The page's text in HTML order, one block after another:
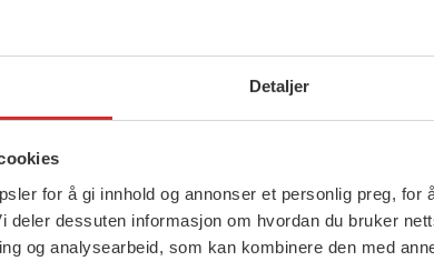
Detaljer
for å gi innhold og annonser et personlig preg, for
deler dessuten informasjon om hvordan du bruker
og analysearbeid, som kan kombinere den med